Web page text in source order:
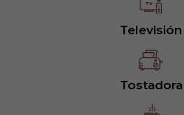
Televisión
Tostadora